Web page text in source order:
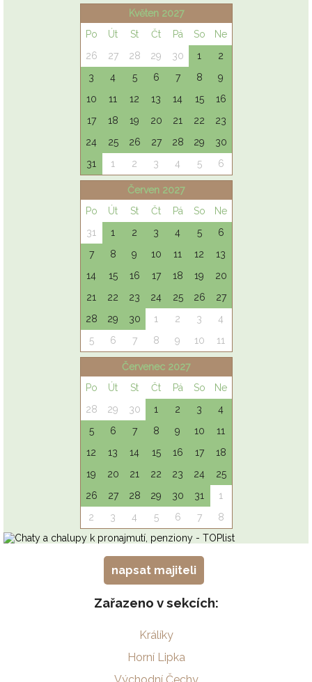
napsat majiteli
Zařazeno v sekcích:
Králíky
Horní Lipka